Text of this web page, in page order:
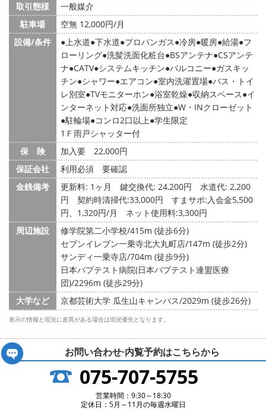
取引態様
一般媒介
駐車場
空無 12,000円/月
設備/条件
上水道 下水道 プロパンガス 冷房 暖房 給湯 フ
ローリング 洗髪洗面化粧台 BSアンテナ CSアンテ
ナ CATV システムキッチン バルコニー ガスキッ
チン シャワー エアコン 室内洗濯置場 バス・トイ
レ別室 TVモニターホン 浴室乾燥 収納スペース イ
ンターネット対応 洗面所独立 W・INクローゼット
駐輪場 コンロ2口以上 学生限定
1Ｆ雨戸シャッター付
保 険
加入要 22,000円
保証会社
利用必須 要確認
金銭備考
更新料: 1ヶ月 鍵交換代: 24,200円
水道代: 2,200
円
契約時清掃代:33,000円 すまサポ:入会金5,500
円、1,320円/月 ネット使用料:3,300円
周辺施設
修学院第二小学校/415m (徒歩6分)
セブンイレブン一乗寺北大丸町店/147m (徒歩2分)
サンディ一乗寺店/704m (徒歩9分)
日本バプテスト病院(日本バプテスト連盟医療
団)/2296m (徒歩29分)
大学など
京都芸術大学 瓜生山キャンパス/2029m (徒歩26分)
表示の情報と現況に差異がある場合は現況優先となります。
お問い合わせ·内覧予約はこちらから
075-707-5755
営業時間：9:30～18:30
定休日：5月～11月の毎週水曜日